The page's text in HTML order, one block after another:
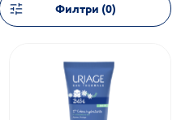
Филтри (0)